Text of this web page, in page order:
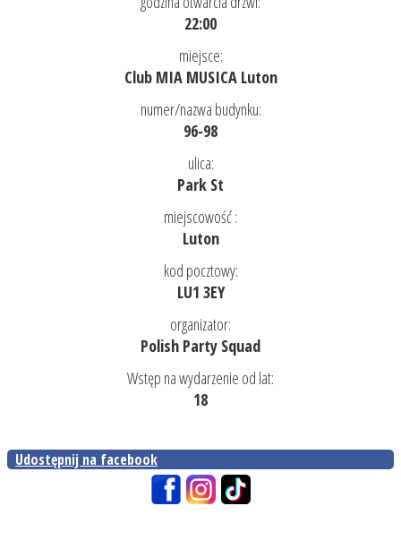
22:00
miejsce:
Club MIA MUSICA Luton
numer/nazwa budynku:
96-98
ulica:
Park St
miejscowość :
Luton
kod pocztowy:
LU1 3EY
organizator:
Polish Party Squad
Wstęp na wydarzenie od lat:
18
Udostępnij na facebook